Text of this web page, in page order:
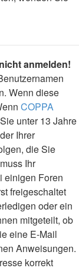
anmelden!
Wenn diese
COPPA
unter 13 Jahre
Ihrer
die Sie
Ihr
einigen Foren
freigeschaltet
oder ein
mitgeteilt, ob
eine E-Mail
Anweisungen.
korrekt